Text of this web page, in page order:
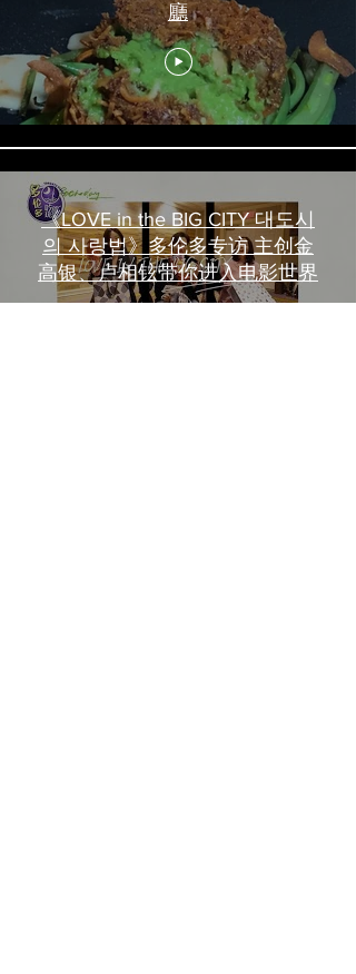
廳
《LOVE in the BIG CITY 대도시
의 사랑법》多伦多专访 主创金
高银、卢相铉带你进入电影世界